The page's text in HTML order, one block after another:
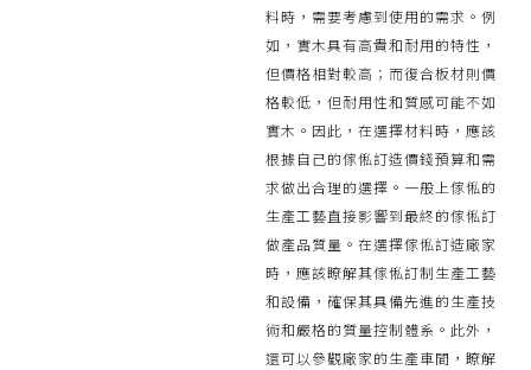
料時，需要考慮到使用的需求。例
如，實木具有高貴和耐用的特性，
但價格相對較高；而復合板材則價
格較低，但耐用性和質感可能不如
實木。因此，在選擇材料時，應該
根據自己的傢俬訂造價錢預算和需
求做出合理的選擇。一般上傢俬的
生產工藝直接影響到最終的傢俬訂
做產品質量。在選擇傢俬訂造廠家
時，應該瞭解其傢俬訂制生產工藝
和設備，確保其具備先進的生產技
術和嚴格的質量控制體系。此外，
還可以參觀廠家的生產車間，瞭解